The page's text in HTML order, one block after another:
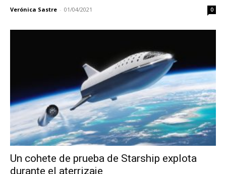
Verónica Sastre - 01/04/2021 0
Un cohete de prueba de Starship explota
durante el aterrizaje